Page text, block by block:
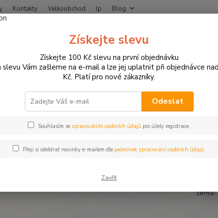
Kontakty Velkoobchod lp Blog
Hledat
Nepromoky na moto Nemok nepromokavé kalhoty
nepromokavé kalhoty do
na
pro
na
černá-
Získejte slevu
Získejte 100 Kč slevu na první objednávku
slevu Vám zašleme na e-mail a lze jej uplatnit při objednávce
Kč. Platí pro nové zákazníky.
Odeslat
Souhlasím se zpracováním osobních údajů pro účely registrace.
Přeji si odebírat novinky e-mailem dle podmínek zpracování osobních údajů.
Zavřít